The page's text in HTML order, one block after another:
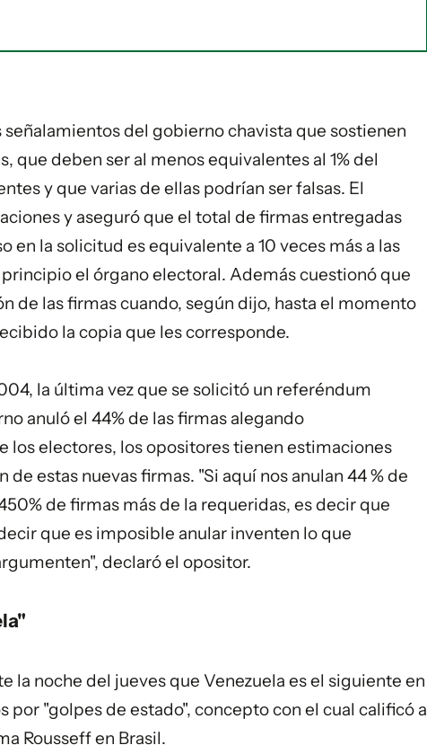
señalamientos del gobierno chavista que sostienen
que deben ser al menos equivalentes al 1% del
y que varias de ellas podrían ser falsas. El
y aseguró que el total de firmas entregadas
en la solicitud es equivalente a 10 veces más a las
el órgano electoral. Además cuestionó que
de las firmas cuando, según dijo, hasta el momento
la copia que les corresponde.
la última vez que se solicitó un referéndum
anuló el 44% de las firmas alegando
los electores, los opositores tienen estimaciones
de estas nuevas firmas. "Si aquí nos anulan 44 % de
de firmas más de la requeridas, es decir que
que es imposible anular inventen lo que
declaró el opositor.
la noche del jueves que Venezuela es el siguiente en
por "golpes de estado", concepto con el cual calificó a
Rousseff en Brasil.